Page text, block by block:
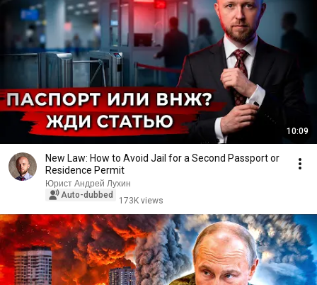
10:09
New Law: How to Avoid Jail for a Second Passport or
Residence Permit
Юрист Андрей Лухин
Auto-dubbed
173K views